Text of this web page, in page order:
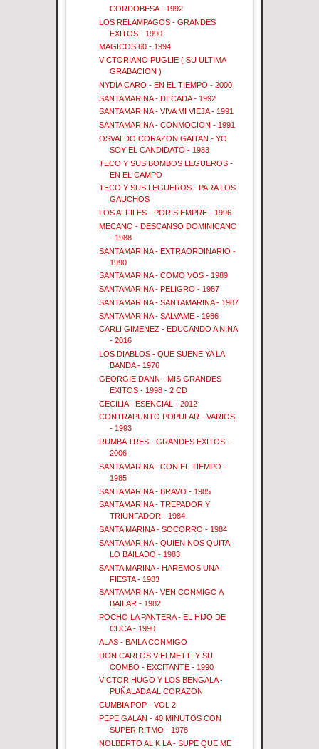
CORDOBESA - 1992
LOS RELAMPAGOS - GRANDES
EXITOS - 1990
MAGICOS 60 - 1994
VICTORIANO PUGLIE ( SU ULTIMA
GRABACION )
NYDIA CARO - EN EL TIEMPO - 2000
SANTAMARINA - DECADA - 1992
SANTAMARINA - VIVA MI VIEJA - 1991
SANTAMARINA - CONMOCION - 1991
OSVALDO CORAZON GAITAN - YO
SOY EL CANDIDATO - 1983
TECO Y SUS BOMBOS LEGUEROS -
EN EL CAMPO
TECO Y SUS LEGUEROS - PARA LOS
GAUCHOS
LOS ALFILES - POR SIEMPRE - 1996
MECANO - DESCANSO DOMINICANO
- 1988
SANTAMARINA - EXTRAORDINARIO -
1990
SANTAMARINA - COMO VOS - 1989
SANTAMARINA - PELIGRO - 1987
SANTAMARINA - SANTAMARINA - 1987
SANTAMARINA - SALVAME - 1986
CARLI GIMENEZ - EDUCANDO A NINA
- 2016
LOS DIABLOS - QUE SUENE YA LA
BANDA - 1976
GEORGIE DANN - MIS GRANDES
EXITOS - 1998 - 2 CD
CECILIA - ESENCIAL - 2012
CONTRAPUNTO POPULAR - VARIOS
- 1993
RUMBA TRES - GRANDES EXITOS -
2006
SANTAMARINA - CON EL TIEMPO -
1985
SANTAMARINA - BRAVO - 1985
SANTAMARINA - TREPADOR Y
TRIUNFADOR - 1984
SANTA MARINA - SOCORRO - 1984
SANTAMARINA - QUIEN NOS QUITA
LO BAILADO - 1983
SANTA MARINA - HAREMOS UNA
FIESTA - 1983
SANTAMARINA - VEN CONMIGO A
BAILAR - 1982
POCHO LA PANTERA - EL HIJO DE
CUCA - 1990
ALAS - BAILA CONMIGO
DON CARLOS VIELMETTI Y SU
COMBO - EXCITANTE - 1990
VICTOR HUGO Y LOS BENGALA -
PUÑALADA AL CORAZON
CUMBIA POP - VOL 2
PEPE GALAN - 40 MINUTOS CON
SUPER RITMO - 1978
NOLBERTO AL K LA - SUPE QUE ME